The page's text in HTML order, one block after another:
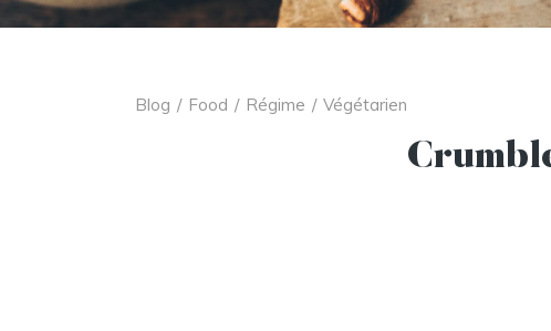
Blog / Food / Régime / Végétarien